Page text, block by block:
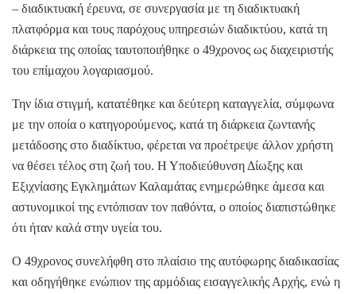
– διαδικτυακή έρευνα, σε συνεργασία με τη διαδικτυακή
πλατφόρμα και τους παρόχους υπηρεσιών διαδικτύου, κατά τη
διάρκεια της οποίας ταυτοποιήθηκε ο 49χρονος ως διαχειριστής
του επίμαχου λογαριασμού.
Την ίδια στιγμή, κατατέθηκε και δεύτερη καταγγελία, σύμφωνα
με την οποία ο κατηγορούμενος, κατά τη διάρκεια ζωντανής
μετάδοσης στο διαδίκτυο, φέρεται να προέτρεψε άλλον χρήστη
να θέσει τέλος στη ζωή του. Η Υποδιεύθυνση Δίωξης και
Εξιχνίασης Εγκλημάτων Καλαμάτας ενημερώθηκε άμεσα και
αστυνομικοί της εντόπισαν τον παθόντα, ο οποίος διαπιστώθηκε
ότι ήταν καλά στην υγεία του.
Ο 49χρονος συνελήφθη στο πλαίσιο της αυτόφωρης διαδικασίας
και οδηγήθηκε ενώπιον της αρμόδιας εισαγγελικής Αρχής, ενώ η